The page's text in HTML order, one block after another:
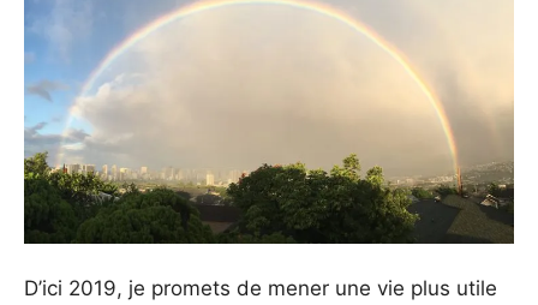
D’ici 2019, je promets de mener une vie plus utile